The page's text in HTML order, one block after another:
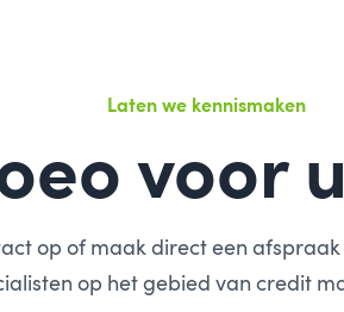
Laten we kennismaken
voor
op of maak direct een
op het gebied van credit